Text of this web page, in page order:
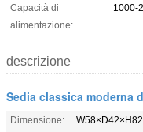
Capacità di
alimentazione:
1000-
descrizione
Sedia classica moderna
Dimensione: